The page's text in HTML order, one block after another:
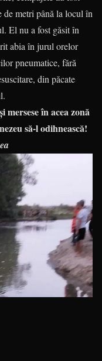
de metri până la locul în
El nu a fost găsit în
abia în jurul orelor
pneumatice, fără
din păcate
mersese în acea zonă
să-l odihnească!